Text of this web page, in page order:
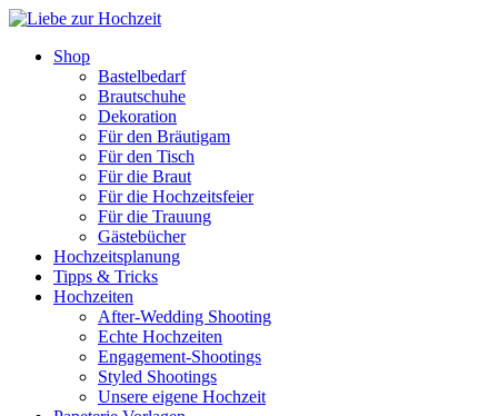
Shop
Bastelbedarf
Brautschuhe
Dekoration
Für den Bräutigam
Für den Tisch
Für die Braut
Für die Hochzeitsfeier
Für die Trauung
Gästebücher
Hochzeitsplanung
Tipps & Tricks
Hochzeiten
After-Wedding Shooting
Echte Hochzeiten
Engagement-Shootings
Styled Shootings
Unsere eigene Hochzeit